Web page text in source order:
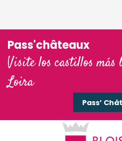
Pass'châteaux
Visite los castillos más
Loira
Pass’